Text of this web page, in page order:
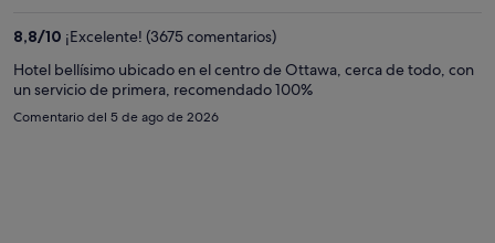
por
8,8/10 ¡Excelente! (3675 comentarios)
Hotel bellísimo ubicado en el centro de Ottawa, cerca de todo, con
un servicio de primera, recomendado 100%
Comentario del 5 de ago de 2026